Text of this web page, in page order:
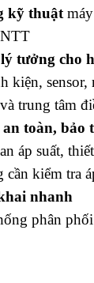
kỹ thuậtmáy
tưởng cho
kiện,
trung tâm
toàn, bảo
áp suất,
kiểm tra
nhanh
phân